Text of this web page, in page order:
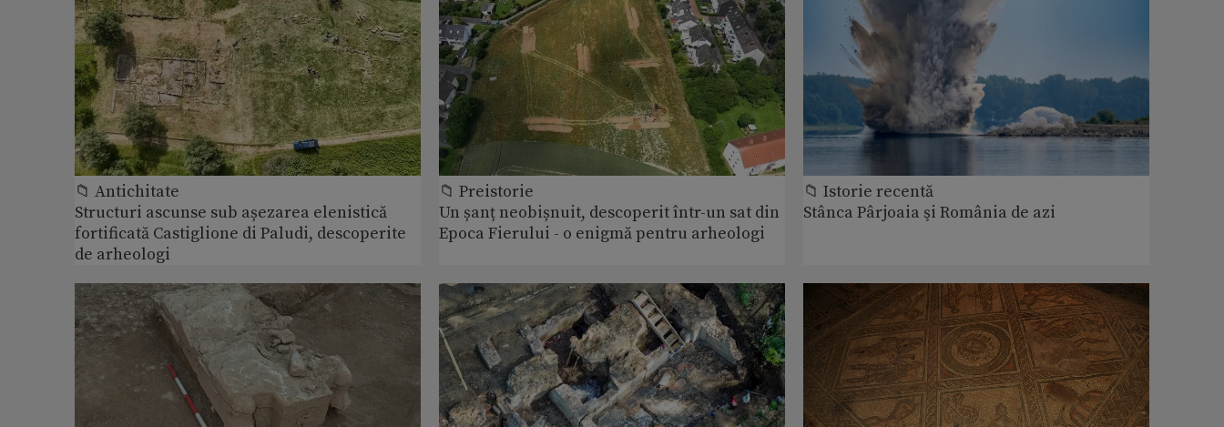
📁 Antichitate
Structuri ascunse sub așezarea elenistică
fortificată Castiglione di Paludi, descoperite
de arheologi
📁 Preistorie
Un șanț neobișnuit, descoperit într-un sat din
Epoca Fierului - o enigmă pentru arheologi
📁 Istorie recentă
Stânca Pârjoaia şi România de azi